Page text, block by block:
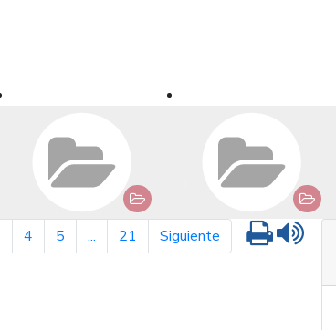
4 5 ... 21 Siguiente página siguiente
Imprimir